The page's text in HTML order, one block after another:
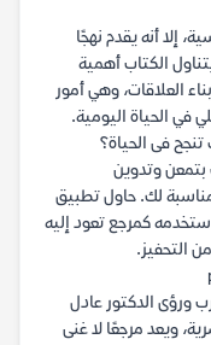
إلا أنه يقدم نهجًا
الكتاب أهمية
العلاقات، وهي أمور
في الحياة اليومية.
فى الحياة؟
بتمعن وتدوين
لك. حاول تطبيق
كمرجع تعود إليه
التحفيز.
ورؤى الدكتور عادل
ويعد مرجعًا لا غنى